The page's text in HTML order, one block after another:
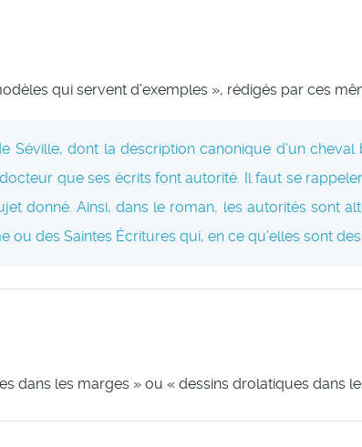
qui servent d’exemples », rédigés par ces
Séville, dont la description canonique d’un
que ses écrits font autorité. Il faut se
donné. Ainsi, dans le roman, les autorités sont
ou des Saintes Écritures qui, en ce qu’elles sont
dans les marges » ou « dessins drolatiques dans